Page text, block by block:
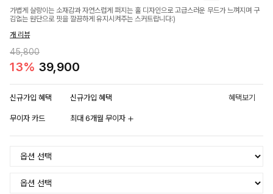
가볍게 살랑이는 소재감과 자연스럽게 퍼지는 훌 디자인으로 고급스러운 무드가 느껴지며 구
김없는 원단으로 핏을 깔끔하게 유지시켜주는 스커트랍니다:)
개 리뷰
45,800
13% 39,900
신규가입 혜택 신규가입 혜택 혜택보기
무이자 카드 최대 6개월 무이자